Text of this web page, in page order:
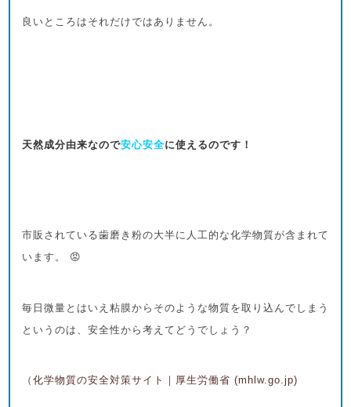
良いところはそれだけではありません。
天然成分由来なので安心安全に使えるのです！
市販されている歯磨き粉の大半に人工的な化学物質が含まれて
います。 😡
毎日微量とはいえ粘膜からそのような物質を取り込んでしまう
というのは、安全性から考えてどうでしょう？
（ 化学物質の安全対策サイト｜厚生労働省 (mhlw.go.jp)